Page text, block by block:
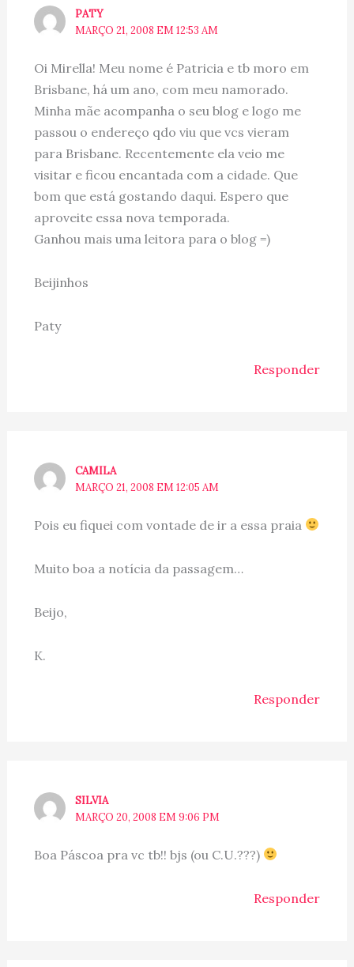
PATY
MARÇO 21, 2008 EM 12:53 AM
Oi Mirella! Meu nome é Patricia e tb moro em
Brisbane, há um ano, com meu namorado.
Minha mãe acompanha o seu blog e logo me
passou o endereço qdo viu que vcs vieram
para Brisbane. Recentemente ela veio me
visitar e ficou encantada com a cidade. Que
bom que está gostando daqui. Espero que
aproveite essa nova temporada.
Ganhou mais uma leitora para o blog =)
Beijinhos
Paty
Responder
CAMILA
MARÇO 21, 2008 EM 12:05 AM
Pois eu fiquei com vontade de ir a essa praia
Muito boa a notícia da passagem…
Beijo,
K.
Responder
SILVIA
MARÇO 20, 2008 EM 9:06 PM
Boa Páscoa pra vc tb!! bjs (ou C.U.???)
Responder